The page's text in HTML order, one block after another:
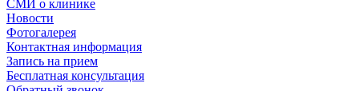
СМИ о клинике
Новости
Фотогалерея
Контактная информация
Запись на прием
Бесплатная консультация